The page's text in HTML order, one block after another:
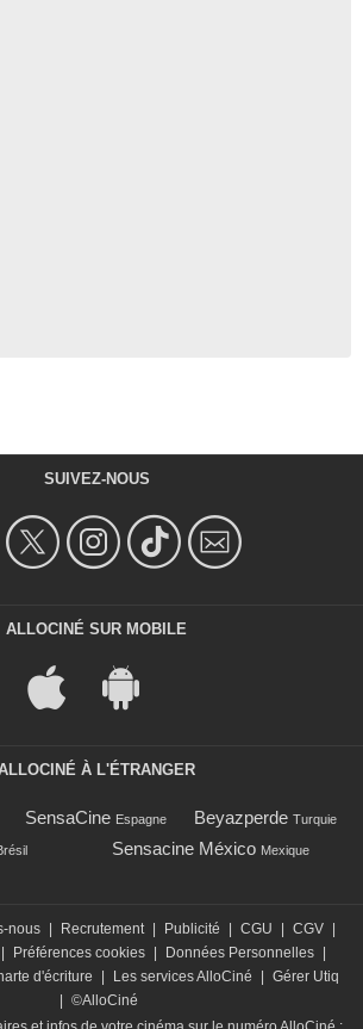
SUIVEZ-NOUS
ALLOCINÉ SUR MOBILE
À L'ÉTRANGER
SensaCine Espagne Beyazperde Turquie
Sensacine México Mexique
nous | Recrutement | Publicité | CGU | CGV |
| Préférences cookies | Données Personnelles |
d'écriture | Les services AlloCiné | Gérer Utiq
| ©AlloCiné